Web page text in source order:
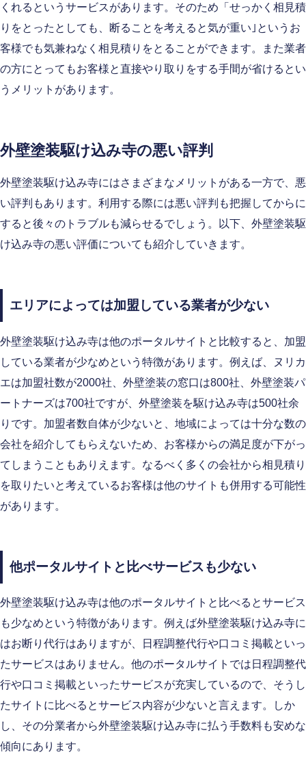
くれるというサービスがあります。そのため「せっかく相見積
りをとったとしても、断ることを考えると気が重い｣というお
客様でも気兼ねなく相見積りをとることができます。また業者
の方にとってもお客様と直接やり取りをする手間が省けるとい
うメリットがあります。
外壁塗装駆け込み寺の悪い評判
外壁塗装駆け込み寺にはさまざまなメリットがある一方で、悪
い評判もあります。利用する際には悪い評判も把握してからに
すると後々のトラブルも減らせるでしょう。以下、外壁塗装駆
け込み寺の悪い評価についても紹介していきます。
エリアによっては加盟している業者が少ない
外壁塗装駆け込み寺は他のポータルサイトと比較すると、加盟
している業者が少なめという特徴があります。例えば、ヌリカ
エは加盟社数が2000社、外壁塗装の窓口は800社、外壁塗装パ
ートナーズは700社ですが、外壁塗装を駆け込み寺は500社余
りです。加盟者数自体が少ないと、地域によっては十分な数の
会社を紹介してもらえないため、お客様からの満足度が下がっ
てしまうこともありえます。なるべく多くの会社から相見積り
を取りたいと考えているお客様は他のサイトも併用する可能性
があります。
他ポータルサイトと比べサービスも少ない
外壁塗装駆け込み寺は他のポータルサイトと比べるとサービス
も少なめという特徴があります。例えば外壁塗装駆け込み寺に
はお断り代行はありますが、日程調整代行や口コミ掲載といっ
たサービスはありません。他のポータルサイトでは日程調整代
行や口コミ掲載といったサービスが充実しているので、そうし
たサイトに比べるとサービス内容が少ないと言えます。しか
し、その分業者から外壁塗装駆け込み寺に払う手数料も安めな
傾向にあります。